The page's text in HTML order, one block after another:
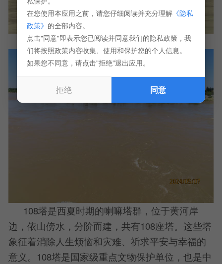
108塔是西夏时期的喇嘛塔群，位于黄河岸
边，依山傍水，分阶而建，共有108座塔。这些塔
象征着消除人生烦恼和灾难、祈求平安与幸福的
意义。108塔是国家级重点文物保护单位，也是中
在您使用本应用之前，请您仔细阅读并充分理解《隐私
政策》 的全部内容。
点击"同意"即表示您已阅读并同意我们的隐私政策，我
们将按照政策内容收集、使用和保护您的个人信息。
如果您不同意，请点击"拒绝"退出应用。
拒绝 同意